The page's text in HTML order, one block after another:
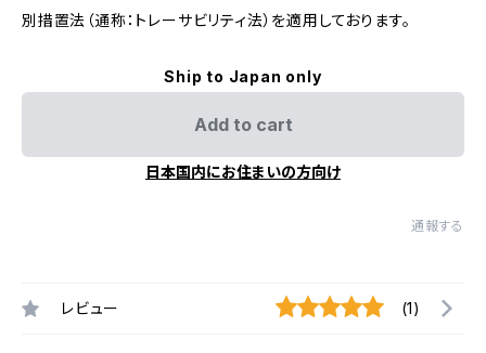
別措置法（通称：トレーサビリティ法）を適用しております。
Ship to Japan only
Add to cart
日本国内にお住まいの方向け
通報する
レビュー (1)